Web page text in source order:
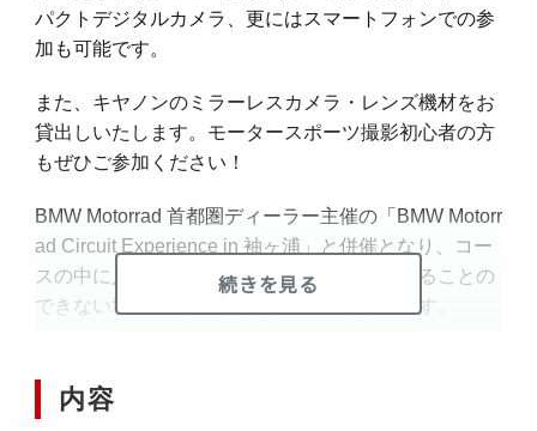
パクトデジタルカメラ、更にはスマートフォンでの参
加も可能です。
また、 キヤノンのミラーレスカメラ・レンズ機材をお
貸出しいたします。モータースポーツ撮影初心者の方
もぜひご参加ください！
BMW Motorrad 首都圏ディーラー主催の「BMW Motorr
ad Circuit Experience in 袖ヶ浦」
と併催となり、コー
スの中に入って撮影を行うなど、普段立ち入ることの
できない場所での撮影講習も魅力のひとつです。
ジャーレースで数多くの作品を残す大谷耕一氏。カメ
ラ初心者の方でも分かりやすく丁寧なレクチャーを行
続きを見る
内容